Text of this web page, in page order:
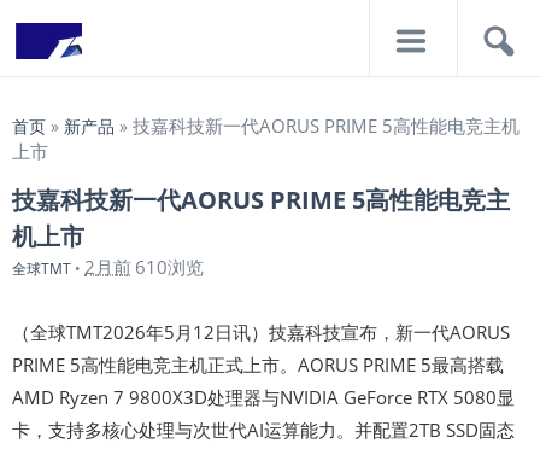
首页 » 新产品 » 技嘉科技新一代AORUS PRIME 5高性能电竞主机
上市
技嘉科技新一代AORUS PRIME 5高性能电竞主
机上市
全球TMT • 2月前 610浏览
（全球TMT2026年5月12日讯）技嘉科技宣布，新一代AORUS
PRIME 5高性能电竞主机正式上市。AORUS PRIME 5最高搭载
AMD Ryzen 7 9800X3D处理器与NVIDIA GeForce RTX 5080显
卡，支持多核心处理与次世代AI运算能力。并配置2TB SSD固态